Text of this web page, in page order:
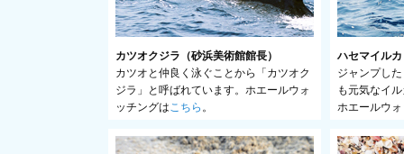
カツオクジラ（砂浜美術館館長）
カツオと仲良く泳ぐことから「カツオク
ジラ」と呼ばれています。ホエールウォ
ッチングはこちら 。
ハセマイルカ
ジャンプし
も元気なイ
ホエールウ